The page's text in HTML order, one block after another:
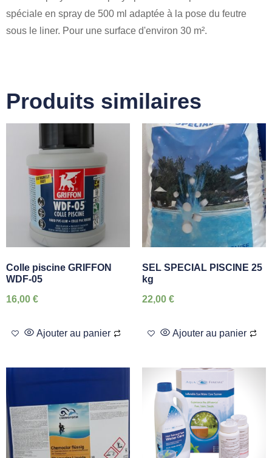
spéciale en spray de 500 ml adaptée à la pose du feutre
sous le liner. Pour une surface d'environ 30 m².
Produits similaires
Colle piscine GRIFFON
WDF-05
16,00 €
Ajouter au panier
SEL SPECIAL PISCINE 25
kg
22,00 €
Ajouter au panier